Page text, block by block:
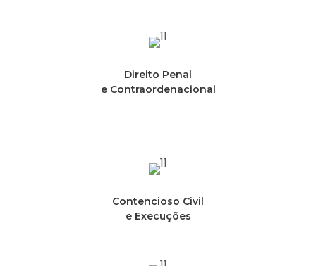
Direito Penal
e Contraordenacional
Contencioso Civil
e Execuções